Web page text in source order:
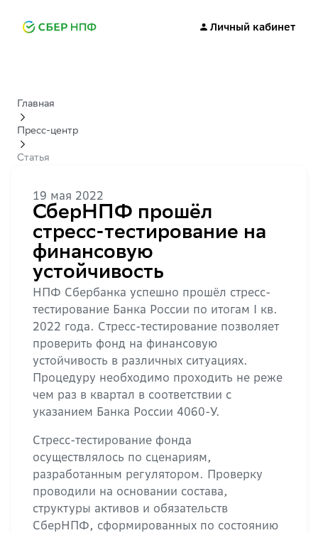
Личный кабинет
Главная
Пресс-центр
Статья
19 мая 2022
СберНПФ прошёл
стресс-тестирование на
финансовую
устойчивость
НПФ Сбербанка успешно прошёл стресс-
тестирование Банка России по итогам I кв.
2022 года. Стресс-тестирование позволяет
проверить фонд на финансовую
устойчивость в различных ситуациях.
Процедуру необходимо проходить не реже
чем раз в квартал в соответствии с
указанием Банка России 4060-У.
Стресс-тестирование фонда
осуществлялось по сценариям,
разработанным регулятором. Проверку
проводили на основании состава,
структуры активов и обязательств
СберНПФ, сформированных по состоянию